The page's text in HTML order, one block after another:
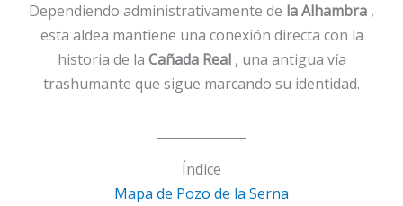
Dependiendo administrativamente de la Alhambra ,
esta aldea mantiene una conexión directa con la
historia de la Cañada Real, una antigua vía
trashumante que sigue marcando su identidad.
Índice
Mapa de Pozo de la Serna